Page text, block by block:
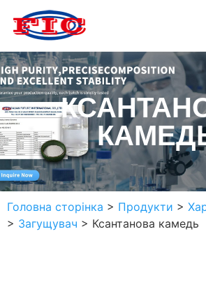
Головна сторінка > Продукти >
> Загущувач > Ксантанова камедь